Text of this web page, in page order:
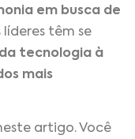
em busca de
têm se
tecnologia à
mais
artigo. Você